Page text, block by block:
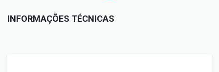
INFORMAÇÕES TÉCNICAS